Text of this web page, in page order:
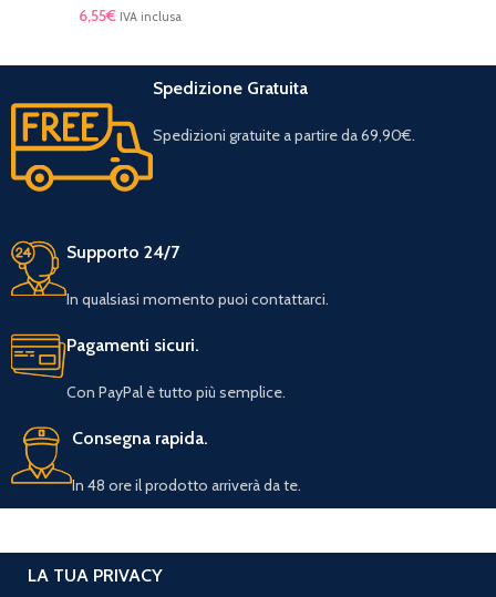
6,55€ IVA inclusa
Spedizione Gratuita
Spedizioni gratuite a partire da 69,90€.
Supporto 24/7
In qualsiasi momento puoi contattarci.
Pagamenti sicuri.
Con PayPal è tutto più semplice.
Consegna rapida.
In 48 ore il prodotto arriverà da te.
LA TUA PRIVACY